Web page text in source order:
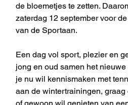
de bloemetjes te zetten.
zaterdag 12 september voor
van de Sportaan.
Een dag vol sport, plezier en
jong en oud samen het
je nu wil kennismaken met
aan de wintertrainingen,
of gewoon wil genieten van